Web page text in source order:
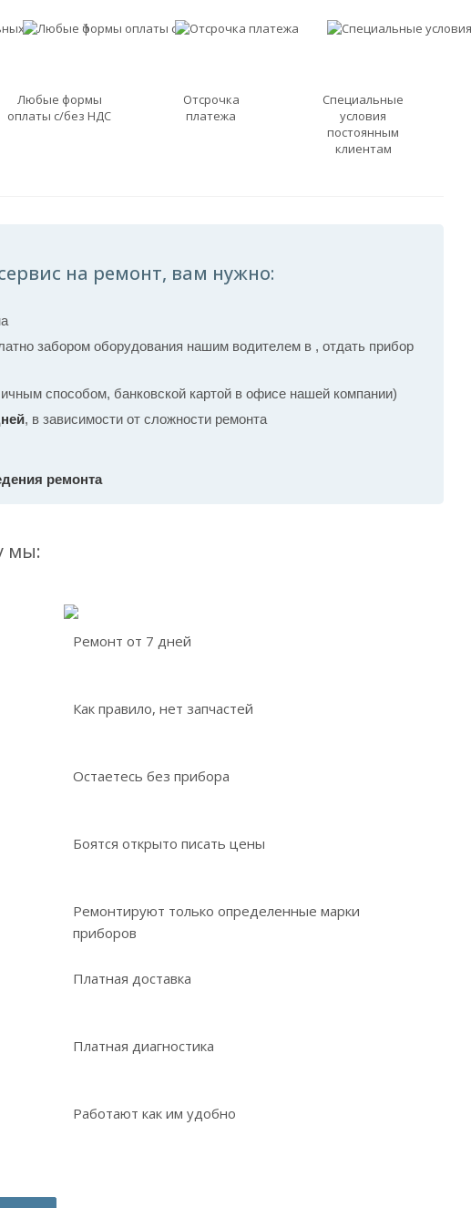
Любые формы
оплаты с/без НДС
Отсрочка
платежа
Специальные
условия
постоянным
клиентам
на ремонт, вам нужно:
забором оборудования нашим водителем в , отдать прибор
способом, банковской картой в офисе нашей компании)
, в зависимости от сложности ремонта
ремонта
мы:
Ремонт от 7 дней
Как правило, нет запчастей
Остаетесь без прибора
Боятся открыто писать цены
Ремонтируют только определенные марки
приборов
Платная доставка
Платная диагностика
Работают как им удобно